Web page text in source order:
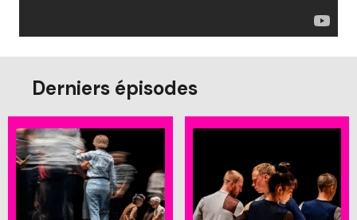
Derniers épisodes